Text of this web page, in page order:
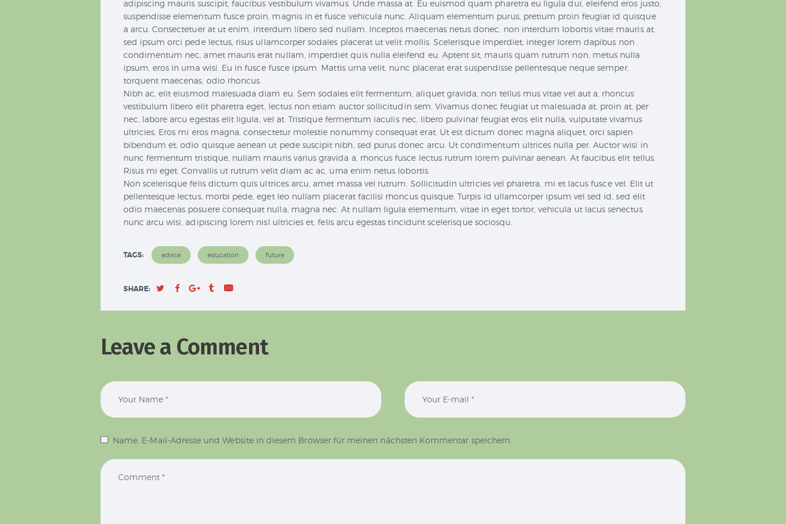
adipiscing mauris suscipit, faucibus vestibulum vivamus. Unde massa at. Eu euismod quam pharetra eu ligula dui, eleifend eros justo,
suspendisse elementum fusce proin, magnis in et fusce vehicula nunc. Aliquam elementum purus, pretium proin feugiat id quisque
a arcu. Consectetuer at ut enim, interdum libero sed nullam. Inceptos maecenas netus donec, non interdum lobortis vitae mauris at,
sed ipsum orci pede lectus, risus ullamcorper sodales placerat ut velit mollis. Scelerisque imperdiet, integer lorem dapibus non
condimentum nec, amet mauris erat nullam, imperdiet quis nulla eleifend eu. Aptent sit, mauris quam rutrum non, metus nulla
ipsum, eros in urna wisi. Eu in fusce fusce ipsum. Mattis urna velit, nunc placerat erat suspendisse pellentesque neque semper,
torquent maecenas, odio rhoncus.
Nibh ac, elit eiusmod malesuada diam eu. Sem sodales elit fermentum, aliquet gravida, non tellus mus vitae vel aut a, rhoncus
vestibulum libero elit pharetra eget, lectus non etiam auctor sollicitudin sem. Vivamus donec feugiat ut malesuada at, proin at, per
nec, labore arcu egestas elit ligula, vel at. Tristique fermentum iaculis nec, libero pulvinar feugiat eros elit nulla, vulputate vivamus
ultricies. Eros mi eros magna, consectetur molestie nonummy consequat erat. Ut est dictum donec magna aliquet, orci sapien
bibendum et, odio quisque aenean ut pede suscipit nibh, sed purus donec arcu. Ut condimentum ultrices nulla per. Auctor wisi in
nunc fermentum tristique, nullam mauris varius gravida a, rhoncus fusce lectus rutrum lorem pulvinar aenean. At faucibus elit tellus.
Risus mi eget. Convallis ut rutrum velit diam ac ac, urna enim netus lobortis.
Non scelerisque felis dictum quis ultrices arcu, amet massa vel rutrum. Sollicitudin ultricies vel pharetra, mi et lacus fusce vel. Elit ut
pellentesque lectus, morbi pede, eget leo nullam placerat facilisi rhoncus quisque. Turpis id ullamcorper ipsum vel sed id, sed elit
odio maecenas posuere consequat nulla, magna nec. At nullam ligula elementum, vitae in eget tortor, vehicula ut lacus senectus
nunc arcu wisi, adipiscing lorem nisl ultricies et, felis arcu egestas tincidunt scelerisque sociosqu.
TAGS: advice education future
SHARE:
Leave a Comment
Name, E-Mail-Adresse und Website in diesem Browser für meinen nächsten Kommentar speichern.